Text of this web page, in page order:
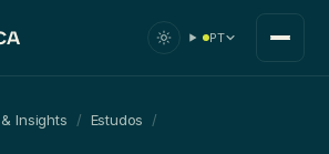
PT
Insights / Estudos /